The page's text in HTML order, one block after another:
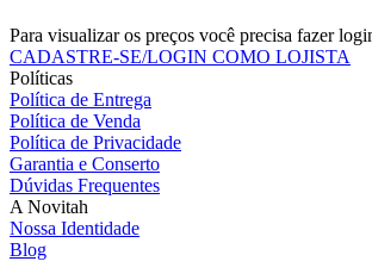
Para visualizar os preços você precisa fazer
CADASTRE-SE/LOGIN COMO LOJISTA
Políticas
Política de Entrega
Política de Venda
Política de Privacidade
Garantia e Conserto
Dúvidas Frequentes
A Novitah
Nossa Identidade
Blog